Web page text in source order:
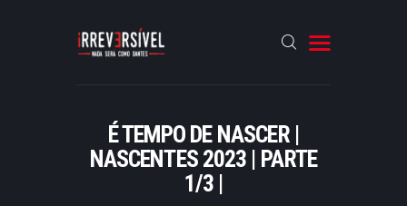
É TEMPO DE NASCER |
NASCENTES 2023 | PARTE
1/3 |
HOME
CRÓNICAS